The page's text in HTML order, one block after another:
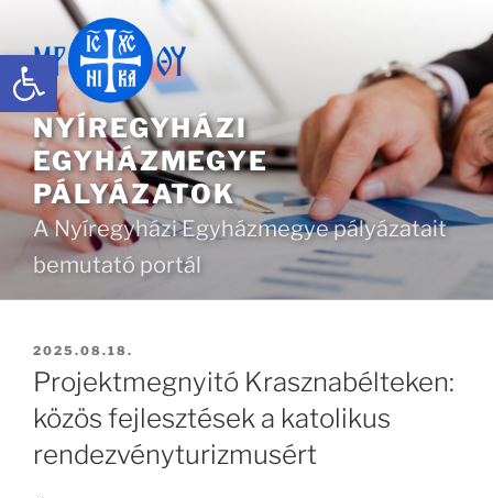
Eszköztár megnyitása
Tartalomhoz
NYÍREGYHÁZI
EGYHÁZMEGYE
PÁLYÁZATOK
A Nyíregyházi Egyházmegye pályázatait
bemutató portál
BEKÜLDVE:
2025.08.18.
Projektmegnyitó Krasznabélteken:
közös fejlesztések a katolikus
rendezvényturizmusért